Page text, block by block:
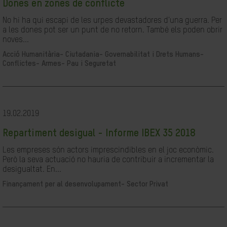
Dones en zones de conflicte
No hi ha qui escapi de les urpes devastadores d'una guerra. Per
a les dones pot ser un punt de no retorn. També els poden obrir
noves...
Acció Humanitària-
Ciutadania- Governabilitat i Drets Humans-
Conflictes- Armes- Pau i Seguretat
19.02.2019
Repartiment desigual - Informe IBEX 35 2018
Les empreses són actors imprescindibles en el joc econòmic.
Però la seva actuació no hauria de contribuir a incrementar la
desigualtat. En...
Finançament per al desenvolupament- Sector Privat